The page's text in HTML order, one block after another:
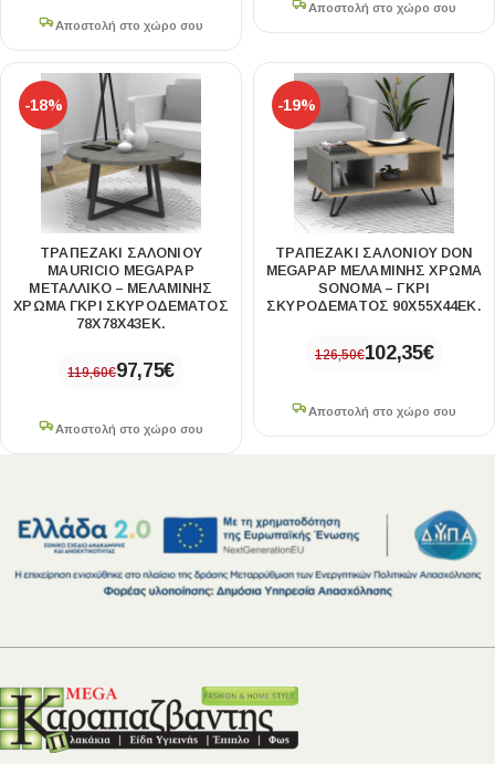
Αποστολή στο χώρο σου
Αποστολή στο χώρο σου
-18%
ΤΡΑΠΕΖΆΚΙ ΣΑΛΟΝΙΟΎ
MAURICIO MEGAPAP
ΜΕΤΑΛΛΙΚΌ – ΜΕΛΑΜΊΝΗΣ
ΧΡΏΜΑ ΓΚΡΙ ΣΚΥΡΟΔΈΜΑΤΟΣ
78X78X43ΕΚ.
119,60€97,75€
Αποστολή στο χώρο σου
-19%
ΤΡΑΠΕΖΆΚΙ ΣΑΛΟΝΙΟΎ DON
MEGAPAP ΜΕΛΑΜΊΝΗΣ ΧΡΏΜΑ
SONOMA – ΓΚΡΙ
ΣΚΥΡΟΔΈΜΑΤΟΣ 90X55X44ΕΚ.
126,50€102,35€
Αποστολή στο χώρο σου